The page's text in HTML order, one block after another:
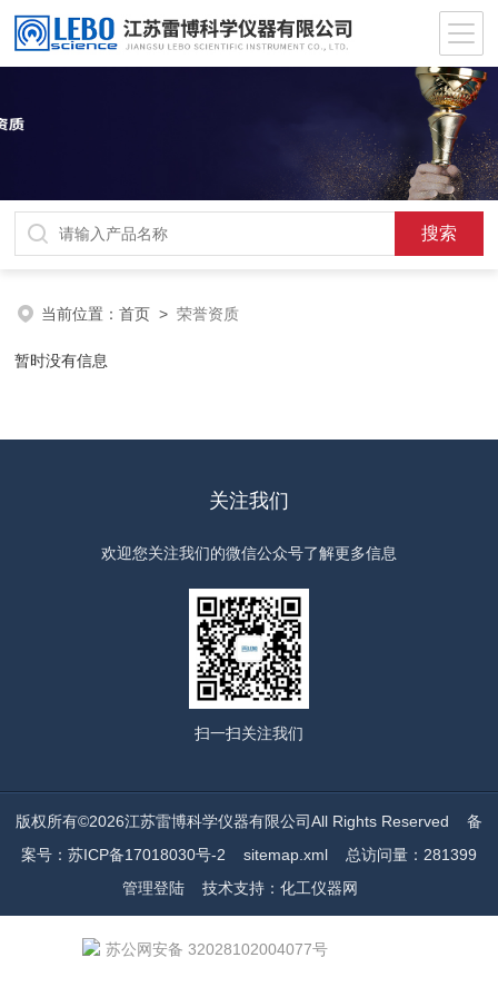
当前位置：首页 >荣誉资质
暂时没有信息
关注我们
欢迎您关注我们的微信公众号了解更多信息
扫一扫关注我们
版权所有©2026江苏雷博科学仪器有限公司All Rights Reserved 备
案号：苏ICP备17018030号-2
sitemap.xml总访问量：281399
管理登陆技术支持： 化工仪器网
苏公网安备 32028102004077号